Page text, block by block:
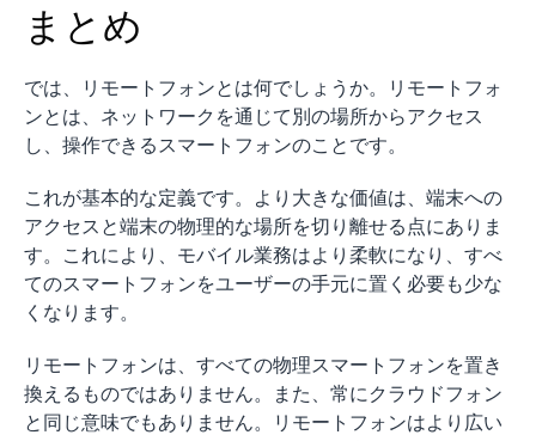
まとめ
では、リモートフォンとは何でしょうか。リモートフォ
ンとは、ネットワークを通じて別の場所からアクセス
し、操作できるスマートフォンのことです。
これが基本的な定義です。より大きな価値は、端末への
アクセスと端末の物理的な場所を切り離せる点にありま
す。これにより、モバイル業務はより柔軟になり、すべ
てのスマートフォンをユーザーの手元に置く必要も少な
くなります。
リモートフォンは、すべての物理スマートフォンを置き
換えるものではありません。また、常にクラウドフォン
と同じ意味でもありません。リモートフォンはより広い